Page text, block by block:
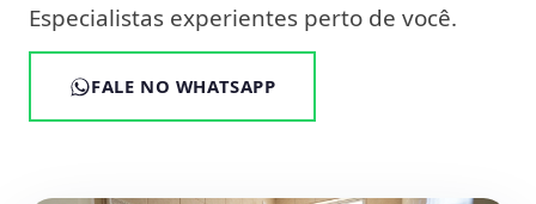
Especialistas experientes perto de você.
FALE NO WHATSAPP